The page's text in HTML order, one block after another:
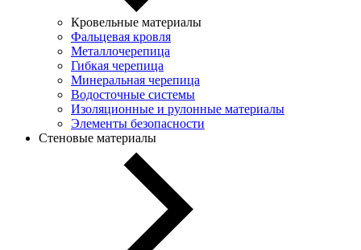
Кровельные материалы
Фальцевая кровля
Металлочерепица
Гибкая черепица
Минеральная черепица
Водосточные системы
Изоляционные и рулонные материалы
Элементы безопасности
Стеновые материалы